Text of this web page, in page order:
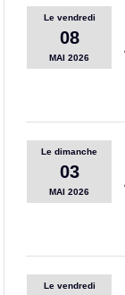
Le vendredi
08
MAI 2026
Ledimanche
03
MAI 2026
Le vendredi